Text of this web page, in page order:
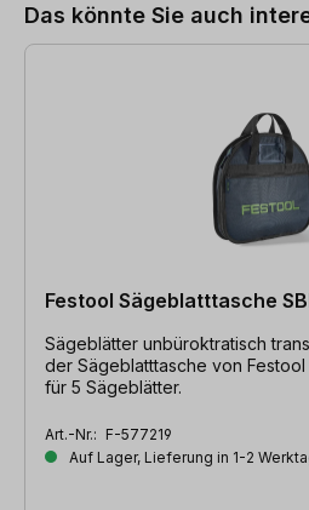
Das könnte Sie auch
Festool Sägeblatttasche
Sägeblätter unbüroktratisch
der Sägeblatttasche von
für 5 Sägeblätter.
Art.-Nr.: F-577219
Auf Lager, Lieferung in 1-2